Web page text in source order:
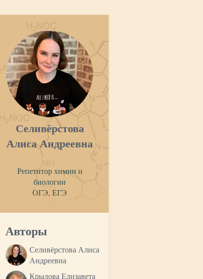
Селивёрстова
Алиса Андреевна
Репетитор химии и
биологии
ОГЭ, ЕГЭ
Авторы
Селивёрстова Алиса
Андреевна
Крылова Елизавета